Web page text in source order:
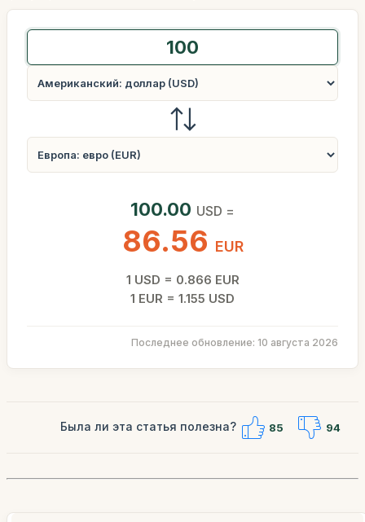
100.00 USD =
86.56 EUR
1 USD = 0.866 EUR
1 EUR = 1.155 USD
Последнее обновление: 10 августа 2026
Была ли эта статья полезна? 85 94